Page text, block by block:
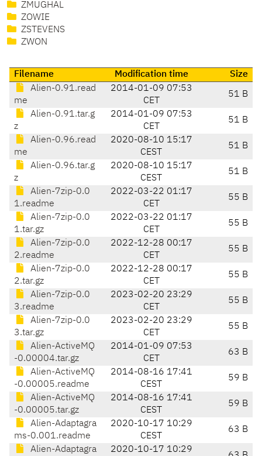
ZMUGHAL
ZOWIE
ZSTEVENS
ZWON
Filename Modification time
Size
Alien-0.91.read
me
2014-01-09 07:53
CET
51 B
Alien-0.91.tar.g
z
2014-01-09 07:53
CET
51 B
Alien-0.96.read
me
2020-08-10 15:17
CEST
51 B
Alien-0.96.tar.g
z
2020-08-10 15:17
CEST
51 B
Alien-7zip-0.0
1.readme
2022-03-22 01:17
CET
55 B
Alien-7zip-0.0
1.tar.gz
2022-03-22 01:17
CET
55 B
Alien-7zip-0.0
2.readme
2022-12-28 00:17
CET
55 B
Alien-7zip-0.0
2.tar.gz
2022-12-28 00:17
CET
55 B
Alien-7zip-0.0
3.readme
2023-02-20 23:29
CET
55 B
Alien-7zip-0.0
3.tar.gz
2023-02-20 23:29
CET
55 B
Alien-ActiveMQ
-0.00004.tar.gz
2014-01-09 07:53
CET
63 B
Alien-ActiveMQ
-0.00005.readme
2014-08-16 17:41
CEST
59 B
Alien-ActiveMQ
-0.00005.tar.gz
2014-08-16 17:41
CEST
59 B
Alien-Adaptagra
ms-0.001.readme
2020-10-17 10:29
CEST
63 B
Alien-Adaptagra 2020-10-17 10:29